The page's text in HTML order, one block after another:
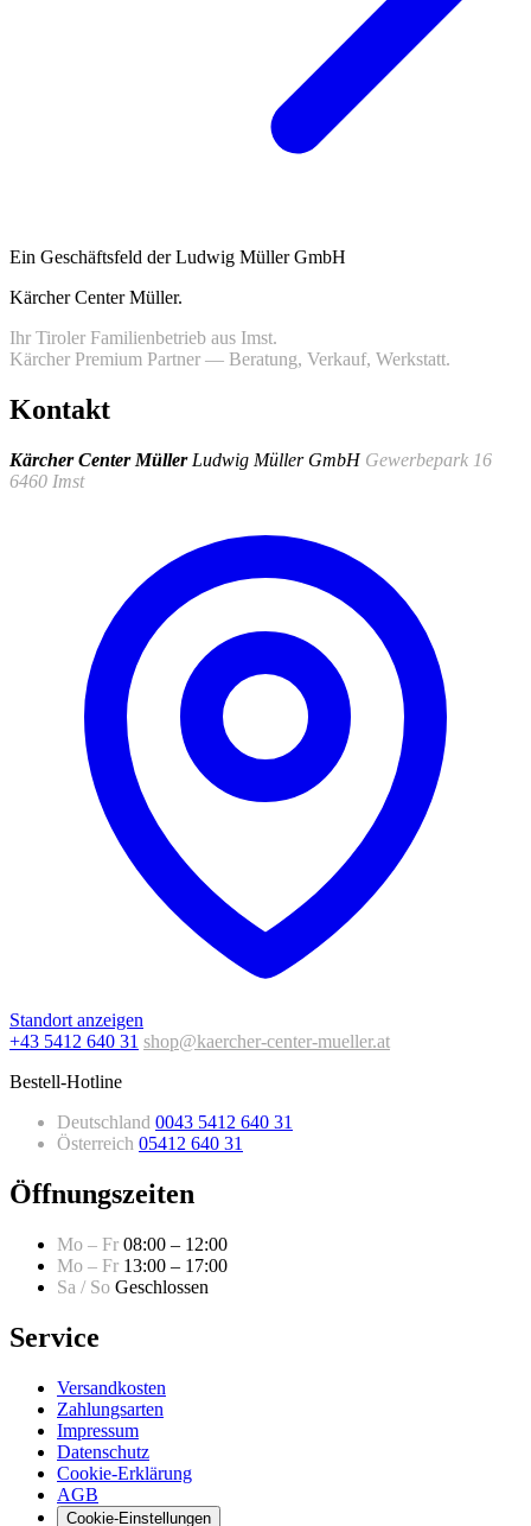
Ein Geschäftsfeld der Ludwig Müller GmbH
Kärcher Center Müller.
Ihr Tiroler Familienbetrieb aus Imst.
Kärcher Premium Partner — Beratung, Verkauf, Werkstatt.
Kontakt
Kärcher Center Müller Ludwig Müller GmbH Gewerbepark 16
6460 Imst
Standort anzeigen
+43 5412 640 31 shop@kaercher-center-mueller.at
Bestell-Hotline
Deutschland 0043 5412 640 31
Österreich 05412 640 31
Öffnungszeiten
Mo – Fr 08:00 – 12:00
Mo – Fr 13:00 – 17:00
Sa / So Geschlossen
Service
Versandkosten
Zahlungsarten
Impressum
Datenschutz
Cookie-Erklärung
AGB
Cookie-Einstellungen